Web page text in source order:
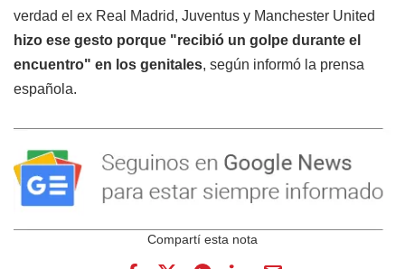
verdad el ex Real Madrid, Juventus y Manchester United
hizo ese gesto porque "recibió un golpe durante el
encuentro" en los genitales, según informó la prensa
española.